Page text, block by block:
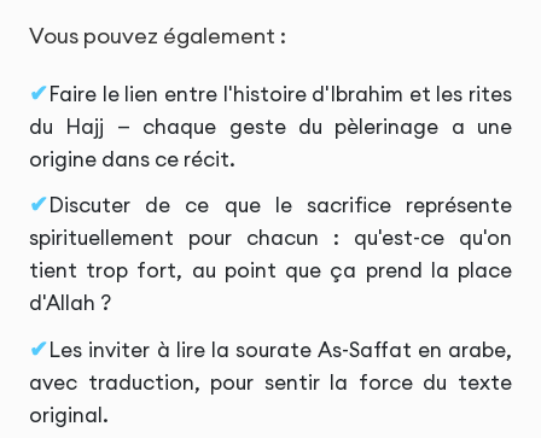
Vous pouvez également :
Faire le lien entre l'histoire d'Ibrahim et les rites
du Hajj — chaque geste du pèlerinage a une
origine dans ce récit.
Discuter de ce que le sacrifice représente
spirituellement pour chacun : qu'est-ce qu'on
tient trop fort, au point que ça prend la place
d'Allah ?
Les inviter à lire la sourate As-Saffat en arabe,
avec traduction, pour sentir la force du texte
original.